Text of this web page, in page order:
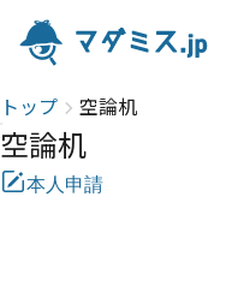
トップ 空論机
空論机
本人申請